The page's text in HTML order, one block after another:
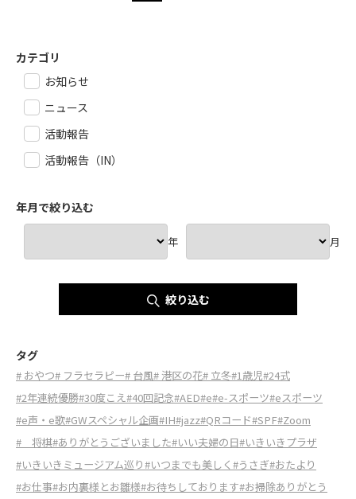
カテゴリ
お知らせ
ニュース
活動報告
活動報告（IN）
年月で絞り込む
年 月
絞り込む
タグ
# おやつ# フラセラピー# 台風# 港区の花# 立冬#1歳児#24式
#2年連続優勝#30度こえ#40回記念#AED#e#e-スポーツ#eスポーツ
#e声・e歌#GWスペシャル企画#IH#jazz#QRコード#SPF#Zoom
# 将棋#ありがとうございました#いい夫婦の日#いきいきプラザ
#いきいきミュージアム巡り#いつまでも美しく #うさぎ#おたより
#お仕事#お内裏様とお雛様#お待ちしております#お掃除ありがとう